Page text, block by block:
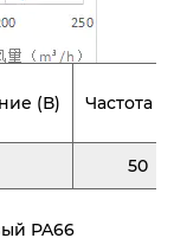
(В) Частота
50
PA66